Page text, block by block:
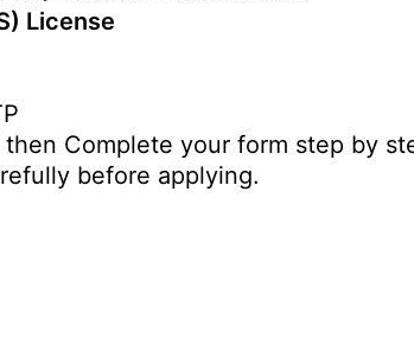
License
then Complete your form step by
before applying.